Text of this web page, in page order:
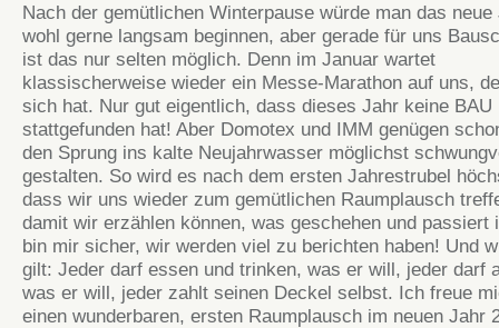
Nach der gemütlichen Winterpause würde man das neue
wohl gerne langsam beginnen, aber gerade für uns
ist das nur selten möglich. Denn im Januar wartet
klassischerweise wieder ein Messe-Marathon auf uns,
sich hat. Nur gut eigentlich, dass dieses Jahr keine BAU
stattgefunden hat! Aber Domotex und IMM genügen
den Sprung ins kalte Neujahrwasser möglichst
gestalten. So wird es nach dem ersten Jahrestrubel
dass wir uns wieder zum gemütlichen Raumplausch
damit wir erzählen können, was geschehen und passiert
bin mir sicher, wir werden viel zu berichten haben! Und
gilt: Jeder darf essen und trinken, was er will, jeder darf
was er will, jeder zahlt seinen Deckel selbst. Ich freue
einen wunderbaren, ersten Raumplausch im neuen Jahr